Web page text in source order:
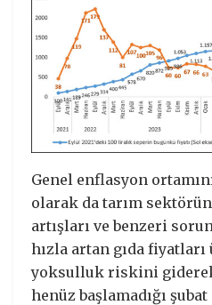
Genel enflasyon
olarak da tarım
artışları ve benzeri
hızla artan gıda
yoksulluk riskini giderek
henüz başlamadığı